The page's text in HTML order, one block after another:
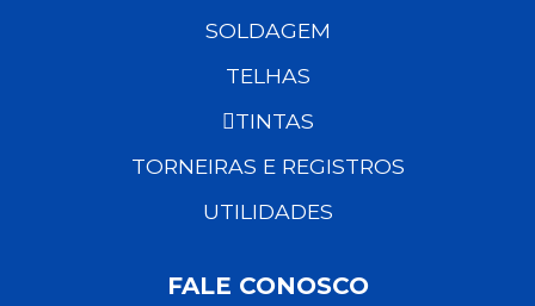
SOLDAGEM
TELHAS
TINTAS
TORNEIRAS E REGISTROS
UTILIDADES
FALE CONOSCO